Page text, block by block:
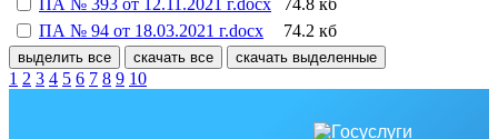
ПА № 94 от 18.03.2021 г.docx
74.2 кб
выделить все скачать все скачать выделенные
1 2 3 4 5 6 7 8 9 10